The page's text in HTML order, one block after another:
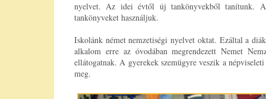
nyelvet. Az idei évtől új tankönyvekből tanítunk.
tankönyveket használjuk.
Iskolánk német nemzetiségi nyelvet oktat. Ezáltal a
alkalom erre az óvodában megrendezett Nemet
ellátogatnak. A gyerekek szemügyre veszik a
meg.